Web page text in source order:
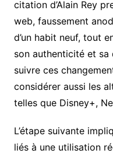
citation d’Alain Rey
web, faussement
d’un habit neuf, tout
son authenticité et
suivre ces
considérer aussi les
telles que Disney+,
L’étape suivante
liés à une utilisation